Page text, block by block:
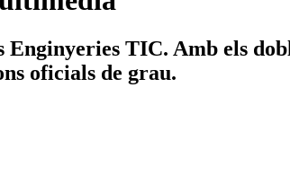
TIC. Amb els
oficials de grau.